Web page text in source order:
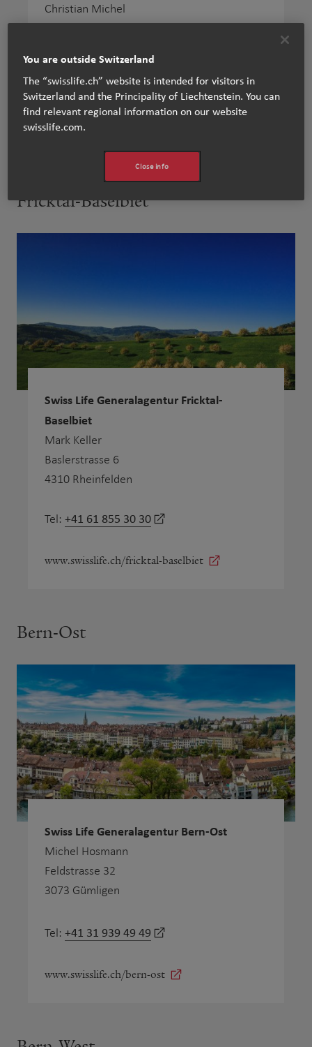
Christian Michel
Tel:+41 61 227 88 33
www.swisslife.ch/basel
Fricktal-Baselbiet
Swiss Life Generalagentur Fricktal-
Baselbiet
Mark Keller
Baslerstrasse 6
4310 Rheinfelden
Tel: +41 61 855 30 30
www.swisslife.ch/fricktal-baselbiet
Bern-Ost
Swiss Life Generalagentur Bern-Ost
Michel Hosmann
Feldstrasse 32
3073 Gümligen
Tel: +41 31 939 49 49
www.swisslife.ch/bern-ost
You are outside Switzerland
The “swisslife.ch” website is intended for visitors in
Switzerland and the Principality of Liechtenstein. You can
find relevant regional information on our website
swisslife.com.
Close info